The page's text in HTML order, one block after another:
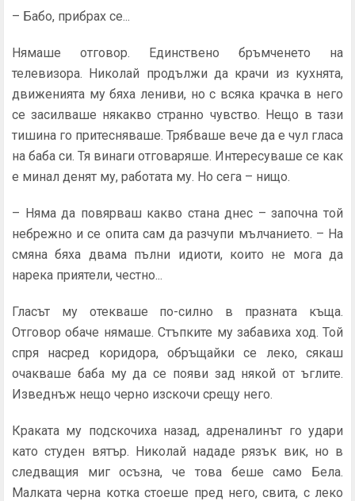
– Бабо, прибрах се...
Нямаше отговор. Единствено бръмченето на
телевизора. Николай продължи да крачи из кухнята,
движенията му бяха лениви, но с всяка крачка в него
се засилваше някакво странно чувство. Нещо в тази
тишина го притесняваше. Трябваше вече да е чул гласа
на баба си. Тя винаги отговаряше. Интересуваше се как
е минал денят му, работата му. Но сега – нищо.
– Няма да повярваш какво стана днес – започна той
небрежнo и се опита сам да разчупи мълчанието. – На
смяна бяха двама пълни идиоти, които не мога да
нарека приятели, честно...
Гласът му отекваше по-силно в празната къща.
Отговор обаче нямаше. Стъпките му забавиха ход. Той
спря насред ко­ридора, обръщайки се леко, сякаш
очакваше баба му да се по­яви зад някой от ъглите.
Изведнъж нещо черно изскочи срещу него.
Краката му подскочиха назад, адреналинът го удари
като студен вятър. Николай нададе рязък вик, но в
следващия миг осъзна, че това беше само Бела.
Малката черна котка стоеше пред него, свита, с леко